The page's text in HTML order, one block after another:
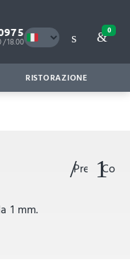
18.00
0
RISTORAZIONE
1 mm.
Preferiti